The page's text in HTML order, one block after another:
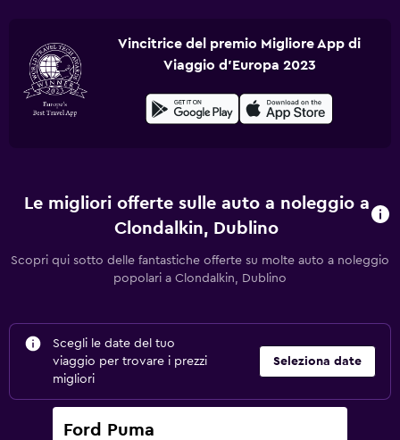
Vincitrice del premio Migliore App di
Viaggio d'Europa 2023
Le migliori offerte sulle auto a noleggio a
Clondalkin, Dublino
Scopri qui sotto delle fantastiche offerte su molte auto a noleggio
popolari a Clondalkin, Dublino
Scegli le date del tuo
viaggio per trovare i prezzi
migliori
Seleziona date
Ford Puma